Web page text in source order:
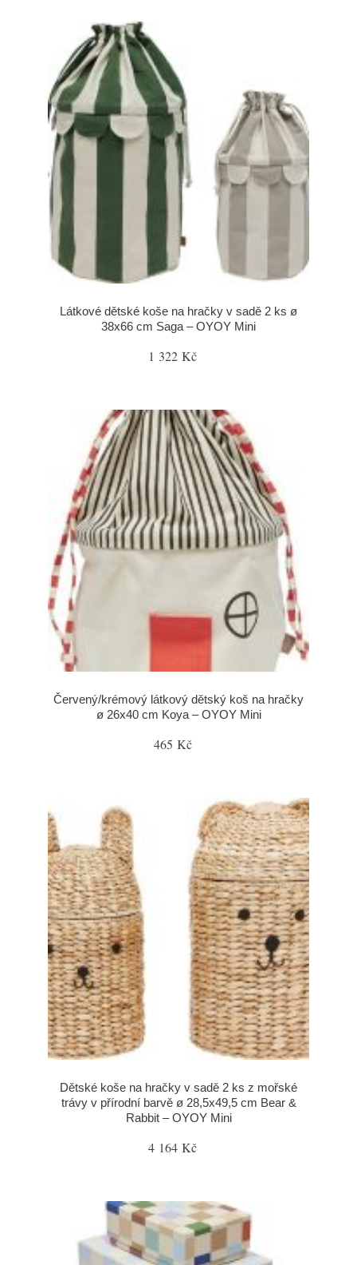
Látkové dětské koše na hračky v sadě 2 ks ø
38x66 cm Saga – OYOY Mini
1 322 Kč
Červený/krémový látkový dětský koš na hračky
ø 26x40 cm Koya – OYOY Mini
465 Kč
Dětské koše na hračky v sadě 2 ks z mořské
trávy v přírodní barvě ø 28,5x49,5 cm Bear &
Rabbit – OYOY Mini
4 164 Kč